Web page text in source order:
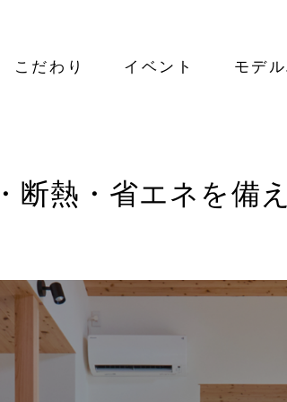
こだわり イベント モデ
断熱・省エネを備